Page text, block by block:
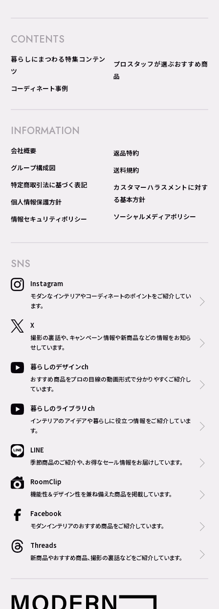
CONTENTS
暮らしにまつわる特集コンテン
ツ
コーディネート事例
プロスタッフが選ぶおすすめ商
品
INFORMATION
会社概要
グループ構成図
特定商取引法に基づく表記
個人情報保護方針
情報セキュリティポリシー
返品特約
送料規約
カスタマーハラスメントに対す
る基本方針
ソーシャルメディアポリシー
SNS
Instagram
モダンなインテリアやコーディネートのポイントをご紹介してい
ます。
X
撮影の裏話や、キャンペーン情報や新商品などの情報をお知ら
せしています。
暮らしのデザインch
おすすめ商品をプロの目線の動画形式で分かりやすくご紹介し
ています。
暮らしのライブラリch
インテリアのアイデアや暮らしに役立つ情報をご紹介していま
す。
LINE
季節商品のご紹介や、お得なセール情報をお届けしています。
RoomClip
機能性＆デザイン性を兼ね備えた商品を掲載しています。
Facebook
モダンインテリアのおすすめ商品をご紹介しています。
Threads
新商品やおすすめ商品、撮影の裏話などをご紹介しています。